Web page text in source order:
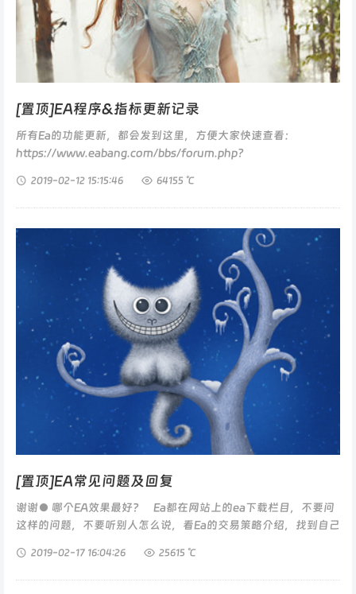
[置顶]EA程序&指标更新记录
所有Ea的功能更新，都会发到这里，方便大家快速查看：
https://www.eabang.com/bbs/forum.php?
2019-02-12 15:15:46 64155 ℃
[置顶]EA常见问题及回复
谢谢● 哪个EA效果最好？ Ea都在网站上的ea下载栏目，不要问
这样的问题，不要听别人怎么说，看Ea的交易策略介绍，找到自己
2019-02-17 16:04:26 25615 ℃